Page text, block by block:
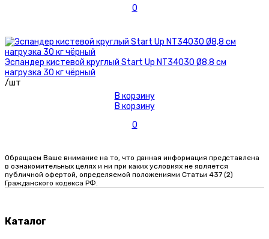
0
Эспандер кистевой круглый Start Up NT34030 Ø8,8 см
нагрузка 30 кг чёрный
/шт
В корзину
В корзину
0
Обращаем Ваше внимание на то, что данная информация представлена
в ознакомительных целях и ни при каких условиях не является
публичной офертой, определяемой положениями Статьи 437 (2)
Гражданского кодекса РФ.
Каталог